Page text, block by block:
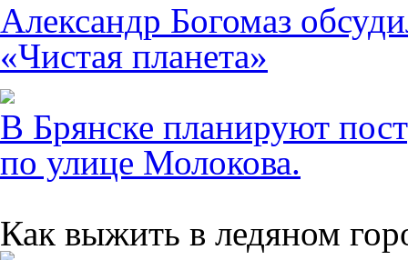
Александр Богомаз
«Чистая планета»
В Брянске планируют
по улице Молокова.
Как выжить в ледяном